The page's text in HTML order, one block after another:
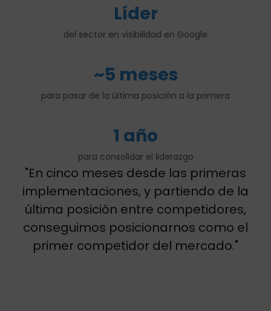
Líder
del sector en visibilidad en Google
~5 meses
para pasar de la última posición a la primera
1 año
para consolidar el liderazgo
"En cinco meses desde las primeras
implementaciones, y partiendo de la
última posición entre competidores,
conseguimos posicionarnos como el
primer competidor del mercado."